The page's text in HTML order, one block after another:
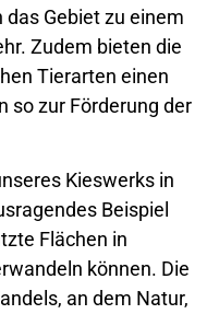
Gebiet zu einem
Zudem bieten die
Tierarten einen
so zur Förderung der
Kieswerks in
Beispiel
Flächen in
können. Die
an dem Natur,